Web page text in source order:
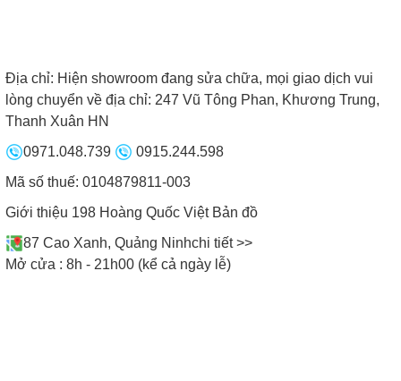
Bếp từ Faster được làm từ những linh kiện cao cấp và đảm
bảo
4. Tính năng
Một trong những ưu điểm khiến hãng bếp từ Faster
được nhiều người yêu thích lựa chọn chính là sở
hữu nhiều tính năng. Giúp công việc nấu nướng
của chị em trở nên đơn giản và nhanh chóng hơn
Địa chỉ: Hiện showroom đang sửa chữa, mọi giao dịch vui
lòng chuyển về địa chỉ: 247 Vũ Tông Phan, Khương Trung,
Thanh Xuân HN
0971.048.739
0915.244.598
Mã số thuế: 0104879811-003
Giới thiệu 198 Hoàng Quốc Việt Bản đồ
87 Cao Xanh, Quảng Ninhchi tiết >>
Mở cửa : 8h - 21h00 (kể cả ngày lễ)